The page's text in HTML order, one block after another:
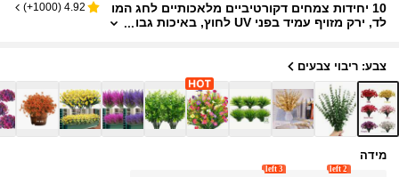
10 יחידות צמחים דקורטיביים מלאכותיים לחג המו
לד, ירק מזויף עמיד בפני UV לחוץ, באיכות גבו
קיר, אדניות תלויות פנים/חוץ, עיצוב חצר גן אביב/ק
יץ , עיצוב ליל כל הקדושים, פרחים מלאכותיים לקי
שוט הבית, עיצוב יום האם ויום האהבה
4.92
(
1000+
)
צבע: ריבוי צבעים
מידה
2 left
3 left